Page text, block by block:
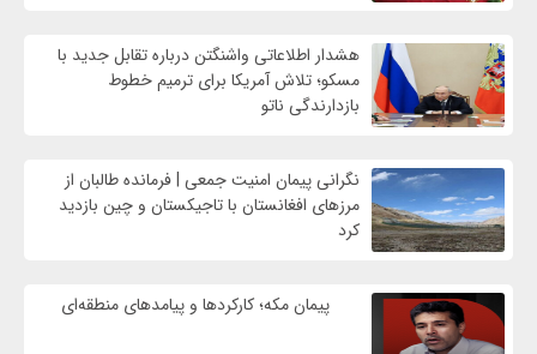
هشدار اطلاعاتی واشنگتن درباره تقابل جدید با
مسکو؛ تلاش آمریکا برای ترمیم خطوط
بازدارندگی ناتو
نگرانی پیمان امنیت جمعی | فرمانده طالبان از
مرزهای افغانستان با تاجیکستان و چین بازدید
کرد
پیمان مکه؛ کارکردها و پیامدهای منطقه‌ای